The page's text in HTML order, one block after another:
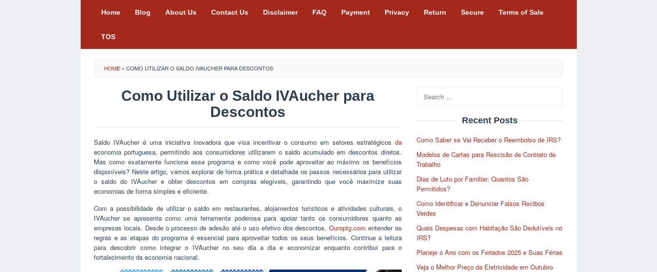
Home Blog About Us Contact Us Disclaimer FAQ Payment Privacy Return Secure Terms of Sale
TOS
HOME » COMO UTILIZAR O SALDO IVAUCHER PARA DESCONTOS
Como Utilizar o Saldo IVAucher para
Descontos
Saldo IVAucher é uma iniciativa inovadora que visa incentivar o consumo em setores estratégicos da
economia portuguesa, permitindo aos consumidores utilizarem o saldo acumulado em descontos diretos.
Mas como exatamente funciona esse programa e como você pode aproveitar ao máximo os benefícios
disponíveis? Neste artigo, vamos explorar de forma prática e detalhada os passos necessários para utilizar
o saldo do IVAucher e obter descontos em compras elegíveis, garantindo que você maximize suas
economias de forma simples e eficiente.
Com a possibilidade de utilizar o saldo em restaurantes, alojamentos turísticos e atividades culturais, o
IVAucher se apresenta como uma ferramenta poderosa para apoiar tanto os consumidores quanto as
empresas locais. Desde o processo de adesão até o uso efetivo dos descontos,Ouroptg.com entender as
regras e as etapas do programa é essencial para aproveitar todos os seus benefícios. Continue a leitura
para descobrir como integrar o IVAucher no seu dia a dia e economizar enquanto contribui para o
fortalecimento da economia nacional.
Search
for:
Recent Posts
Como Saber se Vai Receber o Reembolso de IRS?
Modelos de Cartas para Rescisão de Contrato de
Trabalho
Dias de Luto por Familiar: Quantos São
Permitidos?
Como Identificar e Denunciar Falsos Recibos
Verdes
Quais Despesas com Habitação São Dedutíveis no
IRS?
Planeje o Ano com os Feriados 2025 e Suas Férias
Veja o Melhor Preço da Eletricidade em Outubro